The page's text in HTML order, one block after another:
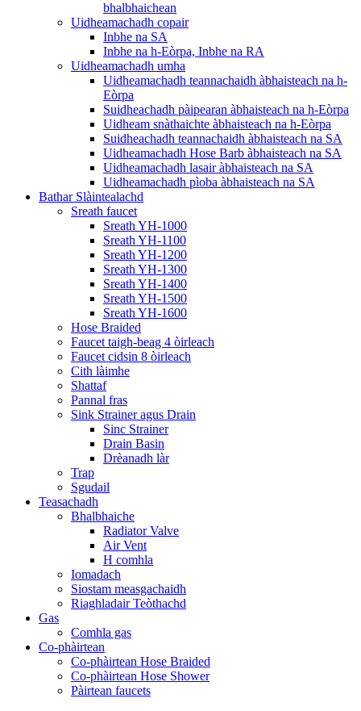
bhalbhaichean
Uidheamachadh copair
Inbhe na SA
Inbhe na h-Eòrpa, Inbhe na RA
Uidheamachadh umha
Uidheamachadh teannachaidh àbhaisteach na h-
Eòrpa
Suidheachadh pàipearan àbhaisteach na h-Eòrpa
Uidheam snàthaichte àbhaisteach na h-Eòrpa
Suidheachadh teannachaidh àbhaisteach na SA
Uidheamachadh Hose Barb àbhaisteach na SA
Uidheamachadh lasair àbhaisteach na SA
Uidheamachadh pìoba àbhaisteach na SA
Bathar Slàintealachd
Sreath faucet
Sreath YH-1000
Sreath YH-1100
Sreath YH-1200
Sreath YH-1300
Sreath YH-1400
Sreath YH-1500
Sreath YH-1600
Hose Braided
Faucet taigh-beag 4 òirleach
Faucet cidsin 8 òirleach
Cith làimhe
Shattaf
Pannal fras
Sink Strainer agus Drain
Sinc Strainer
Drain Basin
Drèanadh làr
Trap
Sgudail
Teasachadh
Bhalbhaiche
Radiator Valve
Air Vent
H comhla
Iomadach
Siostam measgachaidh
Riaghladair Teòthachd
Gas
Comhla gas
Co-phàirtean
Co-phàirtean Hose Braided
Co-phàirtean Hose Shower
Pàirtean faucets